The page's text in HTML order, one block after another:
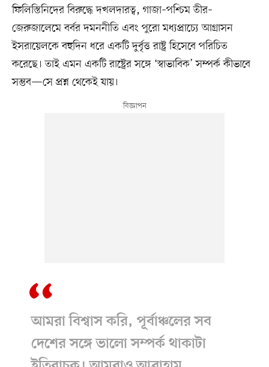
ফিলিস্তিনিদের বিরুদ্ধে দখলদারত্ব, গাজা–পশ্চিম তীর–
জেরুজালেমে বর্বর দমননীতি এবং পুরো মধ্যপ্রাচ্যে আগ্রাসন
ইসরায়েলকে বহুদিন ধরে একটি দুর্বৃত্ত রাষ্ট্র হিসেবে পরিচিত
করেছে। তাই এমন একটি রাষ্ট্রের সঙ্গে ‘স্বাভাবিক’ সম্পর্ক কীভাবে
সম্ভব—সে প্রশ্ন থেকেই যায়।
আমরা বিশ্বাস করি, পূর্বাঞ্চলের সব
দেশের সঙ্গে ভালো সম্পর্ক থাকাটা